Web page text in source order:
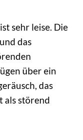
sehr leise. Die
das
über ein
das
als störend